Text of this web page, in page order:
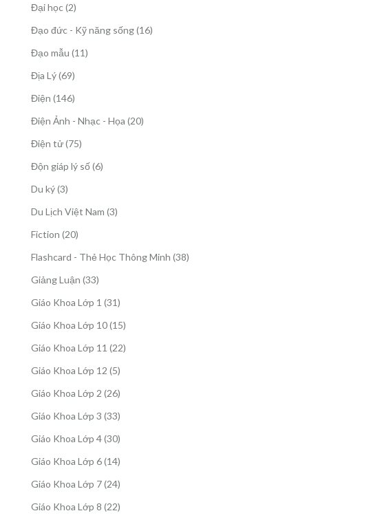
Đại học 22
phẩm
Đạo đức - Kỹ năng sống 1616
Đạo mẫu 1111
Địa Lý 6969
phẩm
Điện 146146
phẩm
Điện Ảnh - Nhạc - Họa 2020
Điện tử 7575
phẩm
Độn giáp lý số 66
Du ký 33
phẩm
Du Lịch Việt Nam 33
Fiction 2020
Flashcard - Thẻ Học Thông Minh 3838
Giảng Luận 3333
phẩm
Giáo Khoa Lớp 1 3131
phẩm
Giáo Khoa Lớp 10 1515
phẩm
Giáo Khoa Lớp 11 2222
Giáo Khoa Lớp 12 55
phẩm
Giáo Khoa Lớp 2 2626
phẩm
Giáo Khoa Lớp 3 3333
phẩm
Giáo Khoa Lớp 4 3030
phẩm
Giáo Khoa Lớp 6 1414
phẩm
Giáo Khoa Lớp 7 2424
phẩm
Giáo Khoa Lớp 8 2222